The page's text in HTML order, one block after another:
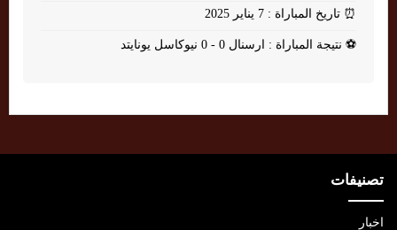
⏰ تاريخ المباراة : 7 يناير 2025
⚽ نتيجة المباراة : ارسنال 0 - 0 نيوكاسل يونايتد
تصنيفات
اخبار